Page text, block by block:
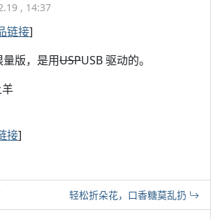
, 14:37
链接]
版，是用USPUSB 驱动的。
接]
轻松折朵花，口香糖莫乱扔